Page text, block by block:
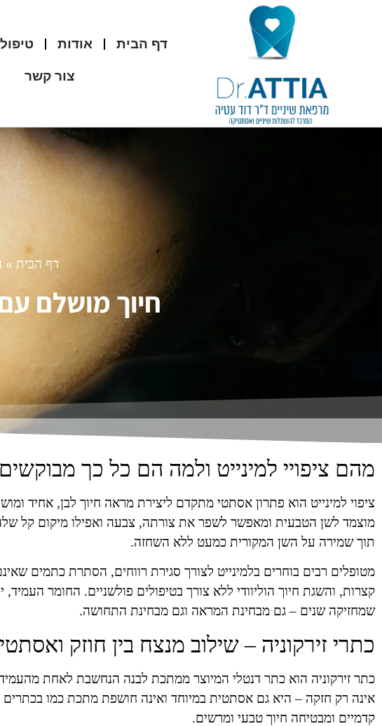
דף הבית אודות
צור קשר
דף הבית »
חיוך מושלם
מהם ציפויי למינייט ולמה הם כל כך
ציפוי למינייט הוא פתרון אסתטי מתקדם ליצירת מראה חיוך לבן, אחיד
מוצמד לשן הטבעית ומאפשר לשפר את צורתה, צבעה ואפילו מיקום קל
תוך שמירה על השן המקורית כמעט ללא השחזה.
מטופלים רבים בוחרים בלמינייט לצורך סגירת רווחים, הסתרת כתמים
קצרות, והשגת חיוך הוליוודי ללא צורך בטיפולים פולשניים. החומר
שמחזיקה שנים – גם מבחינת המראה וגם מבחינת התחושה.
כתרי זירקוניה – שילוב מנצח בין חוזק
כתר זירקוניה הוא כתר דנטלי המיוצר ממתכת לבנה הנחשבת לאחת
אינה רק חזקה – היא גם אסתטית במיוחד ואינה חושפת מתכת כמו בכתרים
קדמיים ומבטיחה חיוך טבעי ומרשים.